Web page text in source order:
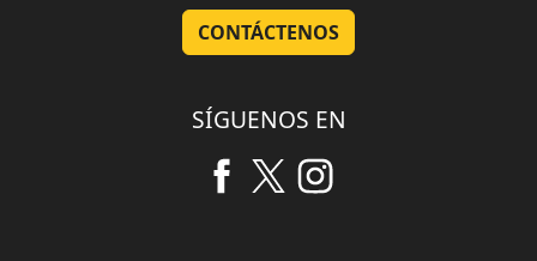
CONTÁCTENOS
SÍGUENOS EN